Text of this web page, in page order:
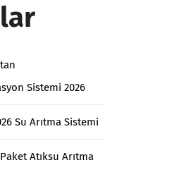
Sistemi 2026
Su Arıtma Sistemi
Atıksu Arıtma